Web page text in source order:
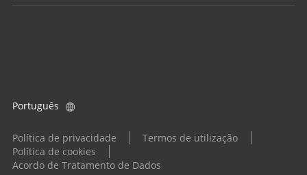
Política de privacidade
Termos de utilização
Política de cookies
Acordo de Tratamento de Dados
Português